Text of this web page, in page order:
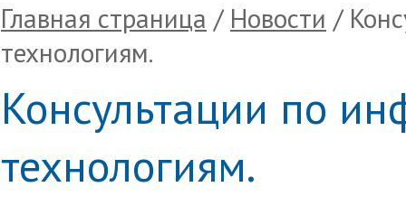
Главная страница / Новости /
технологиям.
Консультации по
технологиям.